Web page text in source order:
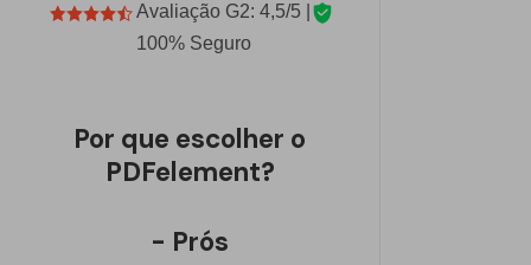
Avaliação G2: 4,5/5 |
100% Seguro
Por que escolher o
PDFelement?
- Prós